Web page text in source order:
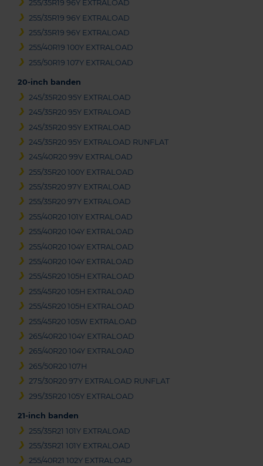
255/35R19 96Y EXTRALOAD
255/35R19 96Y EXTRALOAD
255/35R19 96Y EXTRALOAD
255/40R19 100Y EXTRALOAD
255/50R19 107Y EXTRALOAD
20-inch banden
245/35R20 95Y EXTRALOAD
245/35R20 95Y EXTRALOAD
245/35R20 95Y EXTRALOAD
245/35R20 95Y EXTRALOAD RUNFLAT
245/40R20 99V EXTRALOAD
255/35R20 100Y EXTRALOAD
255/35R20 97Y EXTRALOAD
255/35R20 97Y EXTRALOAD
255/40R20 101Y EXTRALOAD
255/40R20 104Y EXTRALOAD
255/40R20 104Y EXTRALOAD
255/40R20 104Y EXTRALOAD
255/45R20 105H EXTRALOAD
255/45R20 105H EXTRALOAD
255/45R20 105H EXTRALOAD
255/45R20 105W EXTRALOAD
265/40R20 104Y EXTRALOAD
265/40R20 104Y EXTRALOAD
265/50R20 107H
275/30R20 97Y EXTRALOAD RUNFLAT
295/35R20 105Y EXTRALOAD
21-inch banden
255/35R21 101Y EXTRALOAD
255/35R21 101Y EXTRALOAD
255/40R21 102Y EXTRALOAD